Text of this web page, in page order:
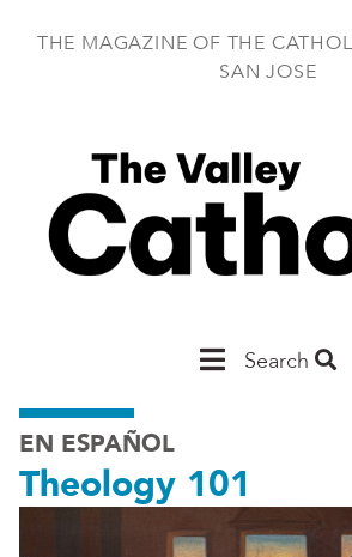
THE MAGAZINE OF THE
SAN JOSE
MainSearch
EN ESPAÑOL
Theology 101